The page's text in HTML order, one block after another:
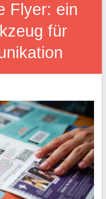
Flyer: ein
für